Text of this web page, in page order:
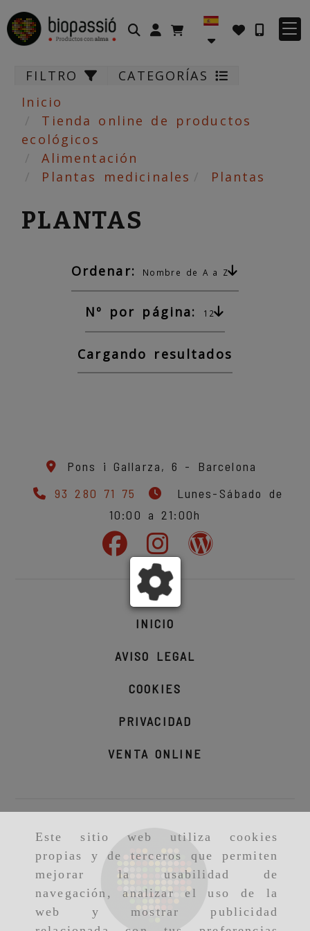
Este sitio web utiliza cookies
propias y de terceros que permiten
mejorar la usabilidad de
navegación, analizar el uso de la
web y mostrar publicidad
Identifícate
FILTRO
CATEGORÍAS
Inicio
Tienda online de productos
ecológicos
Alimentación
Plantas medicinales
Plantas
PLANTAS
Ordenar: Nombre de A a Z
Nº por página: 12
Cargando resultados
Pons i Gallarza, 6 - Barcelona
93 280 71 75
Lunes-Sábado de
10:00 a 21:00h
INICIO
AVISO LEGAL
COOKIES
PRIVACIDAD
VENTA ONLINE